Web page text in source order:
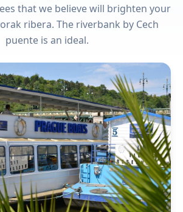
that we believe will brighten your
ribera. The riverbank by Cech
puente is an ideal.